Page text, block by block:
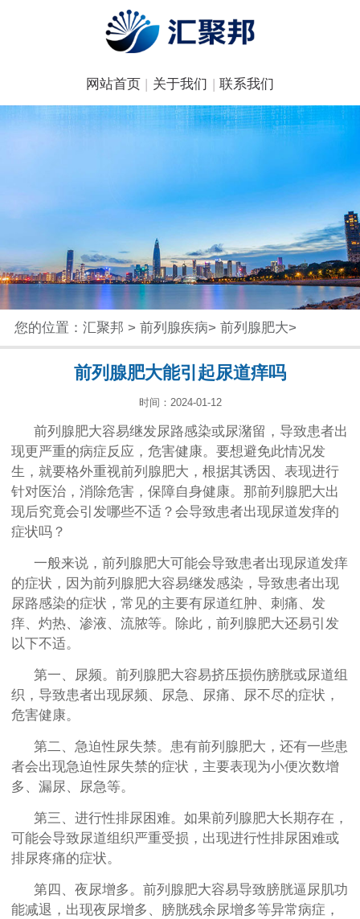
网站首页 关于我们 联系我们
您的位置： 汇聚邦 > 前列腺疾病> 前列腺肥大>
前列腺肥大能引起尿道痒吗
时间：2024-01-12
前列腺肥大容易继发尿路感染或尿潴留，导致患者出
现更严重的病症反应，危害健康。要想避免此情况发
生，就要格外重视前列腺肥大，根据其诱因、表现进行
针对医治，消除危害，保障自身健康。那前列腺肥大出
现后究竟会引发哪些不适？会导致患者出现尿道发痒的
症状吗？
一般来说，前列腺肥大可能会导致患者出现尿道发痒
的症状，因为前列腺肥大容易继发感染，导致患者出现
尿路感染的症状，常见的主要有尿道红肿、刺痛、发
痒、灼热、渗液、流脓等。除此，前列腺肥大还易引发
以下不适。
第一、尿频。前列腺肥大容易挤压损伤膀胱或尿道组
织，导致患者出现尿频、尿急、尿痛、尿不尽的症状，
危害健康。
第二、急迫性尿失禁。患有前列腺肥大，还有一些患
者会出现急迫性尿失禁的症状，主要表现为小便次数增
多、漏尿、尿急等。
第三、进行性排尿困难。如果前列腺肥大长期存在，
可能会导致尿道组织严重受损，出现进行性排尿困难或
排尿疼痛的症状。
第四、夜尿增多。前列腺肥大容易导致膀胱逼尿肌功
能减退，出现夜尿增多、膀胱残余尿增多等异常病症，